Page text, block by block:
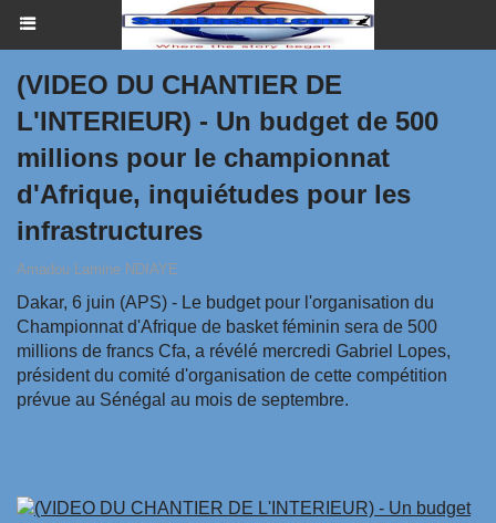
(VIDEO DU CHANTIER DE
L'INTERIEUR) - Un budget de 500
millions pour le championnat
d'Afrique, inquiétudes pour les
infrastructures
Amadou Lamine NDIAYE
Dakar, 6 juin (APS) - Le budget pour l'organisation du
Championnat d'Afrique de basket féminin sera de 500
millions de francs Cfa, a révélé mercredi Gabriel Lopes,
président du comité d'organisation de cette compétition
prévue au Sénégal au mois de septembre.